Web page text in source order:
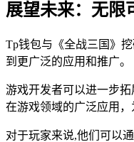
展望未来：无限
Tp钱包与《全战三国》
到更广泛的应用和推广。
游戏开发者可以进一步
在游戏领域的广泛应用，
对于玩家来说,他们可以